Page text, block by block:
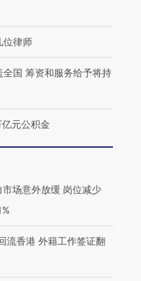
被称为“蟑螂”的印
代 用街头抗争将教
长拱下台
机”？难民潮
飞地休达
【商旅对话】
位律师
全国 筹资和服务给予将持
亿元公积金
场意外放缓 岗位减少
流香港 外籍工作签证翻